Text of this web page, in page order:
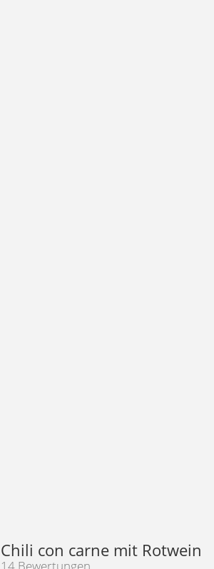
Chili con carne mit Rotwein